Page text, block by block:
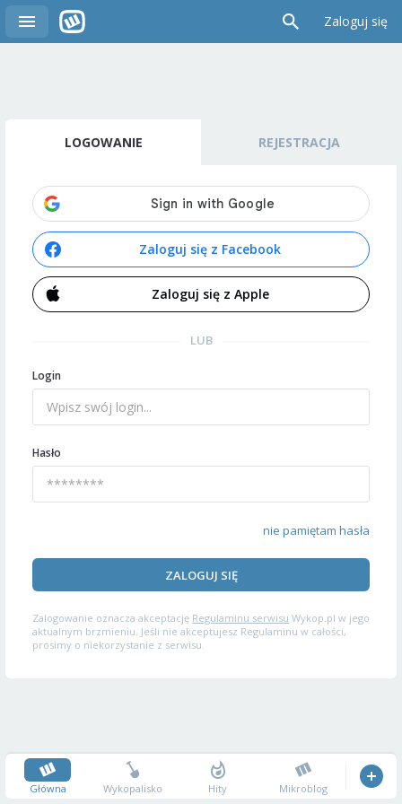
Zaloguj się
LOGOWANIE REJESTRACJA
Zaloguj się z Facebook
Zaloguj się z Apple
LUB
Login
Hasło
nie pamiętam hasła
ZALOGUJ SIĘ
Zalogowanie oznacza akceptację Regulaminu serwisu Wykop.pl w jego
aktualnym brzmieniu. Jeśli nie akceptujesz Regulaminu w całości,
prosimy o niekorzystanie z serwisu.
Główna Wykopalisko Hity Mikroblog